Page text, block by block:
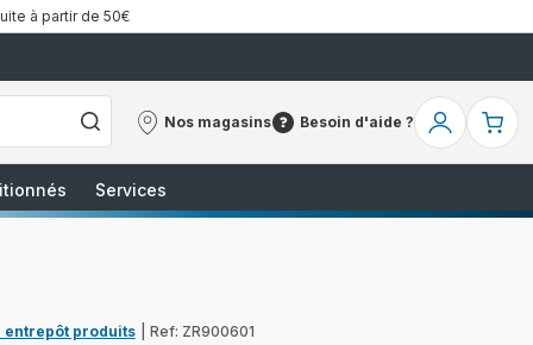
à partir de 50€
Nos magasins
Nos
Besoin d'aide ?
Besoin
Mon
Services
entrepôt produits Ref: ZR900601